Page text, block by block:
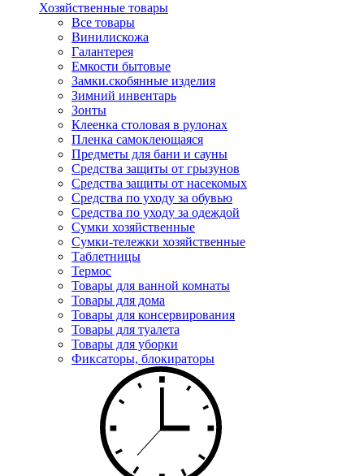
Хозяйственные товары
Все товары
Винилискожа
Галантерея
Емкости бытовые
Замки.скобянные изделия
Зимний инвентарь
Зонты
Клеенка столовая в рулонах
Пленка самоклеющаяся
Предметы для бани и сауны
Средства защиты от грызунов
Средства защиты от насекомых
Средства по уходу за обувью
Средства по уходу за одеждой
Сумки хозяйственные
Сумки-тележки хозяйственные
Таблетницы
Термос
Товары для ванной комнаты
Товары для дома
Товары для консервирования
Товары для туалета
Товары для уборки
Фиксаторы, блокираторы